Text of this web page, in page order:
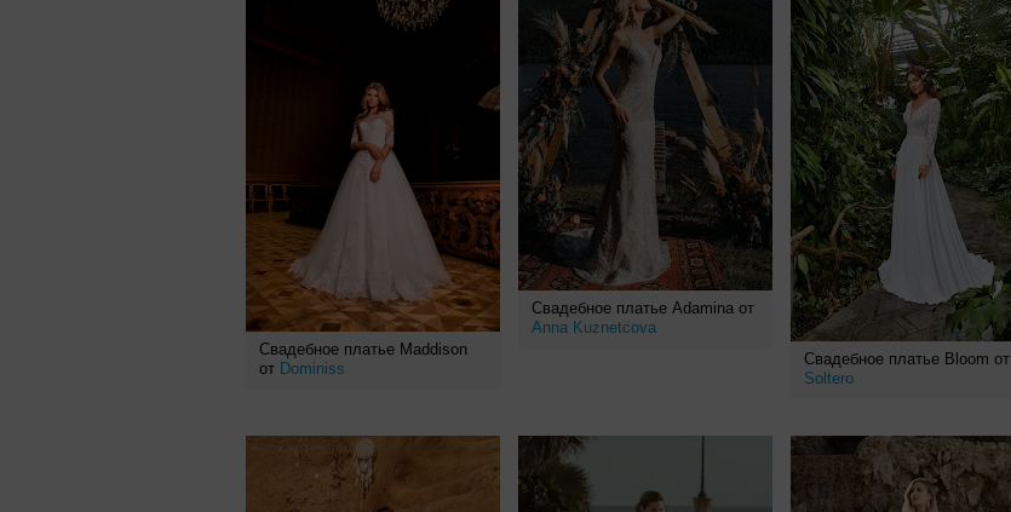
Свадебное платье Maddison
от Dominiss
Свадебное платье Adamina от
Anna Kuznetcova
Свадебное платье Bloom от
Soltero